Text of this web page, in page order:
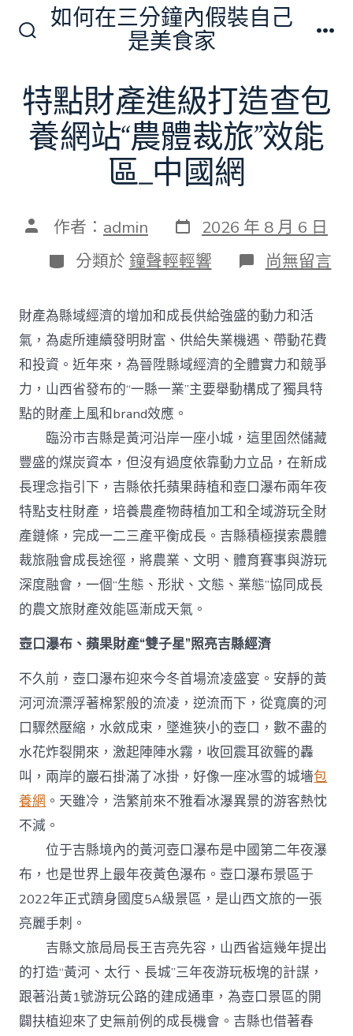
切
換
開
關
如何在三分鐘內假裝自己
是美食家
特點財產進級打造查包
養網站“農體裁旅”效能
區_中國網
文 作者： admin 發
表
日
期
2026 年 8 月 6 日
分
類
分類於 鐘聲輕輕響 在
〈特
財
產
進
級
打
造
查
養
網
站
“農
體
裁
旅”
效
能
區
_
網〉
中
尚無留言
財產為縣域經濟的增加和成長供給強盛的動力和活
氣，為處所連續發明財富、供給失業機遇、帶動花費
和投資。近年來，為晉陞縣域經濟的全體實力和競爭
力，山西省發布的“一縣一業”主要舉動構成了獨具特
點的財產上風和brand效應。
臨汾市吉縣是黃河沿岸一座小城，這里固然儲藏
豐盛的煤炭資本，但沒有過度依靠動力立品，在新成
長理念指引下，吉縣依托蘋果蒔植和壺口瀑布兩年夜
特點支柱財產，培養農產物蒔植加工和全域游玩全財
產鏈條，完成一二三產平衡成長。吉縣積極摸索農體
裁旅融會成長途徑，將農業、文明、體育賽事與游玩
深度融會，一個“生態、形狀、文態、業態”協同成長
的農文旅財產效能區漸成天氣。
壺口瀑布、蘋果財產“雙子星”照亮吉縣經濟
不久前，壺口瀑布迎來今冬首場流凌盛宴。安靜的黃
河河流漂浮著棉絮般的流凌，逆流而下，從寬廣的河
口驟然壓縮，水斂成束，墜進狹小的壺口，數不盡的
水花炸裂開來，激起陣陣水霧，收回震耳欲聾的轟
叫，兩岸的巖石掛滿了冰掛，好像一座冰雪的城墻包
養網 。天雖冷，浩繁前來不雅看冰瀑異景的游客熱忱
不減。
位于吉縣境內的黃河壺口瀑布是中國第二年夜瀑
布，也是世界上最年夜黃色瀑布。壺口瀑布景區于
2022年正式躋身國度5A級景區，是山西文旅的一張
亮麗手刺。
吉縣文旅局局長王吉亮先容，山西省這幾年提出
的打造“黃河、太行、長城”三年夜游玩板塊的計謀，
跟著沿黃1號游玩公路的建成通車，為壺口景區的開
闢扶植迎來了史無前例的成長機會。吉縣也借著春